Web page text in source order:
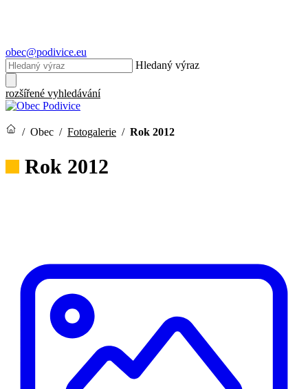
obec@podivice.eu
Hledaný výraz
rozšířené vyhledávání
/ Obec / Fotogalerie / Rok 2012
Rok 2012